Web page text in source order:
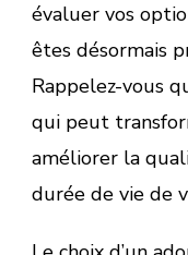
évaluer vos
êtes désormais
Rappelez-vous
qui peut
améliorer la
durée de vie de